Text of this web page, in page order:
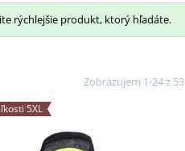
rýchlejšie produkt, ktorý hľadáte.
Zobrazujem 1-24 z 53
5XL